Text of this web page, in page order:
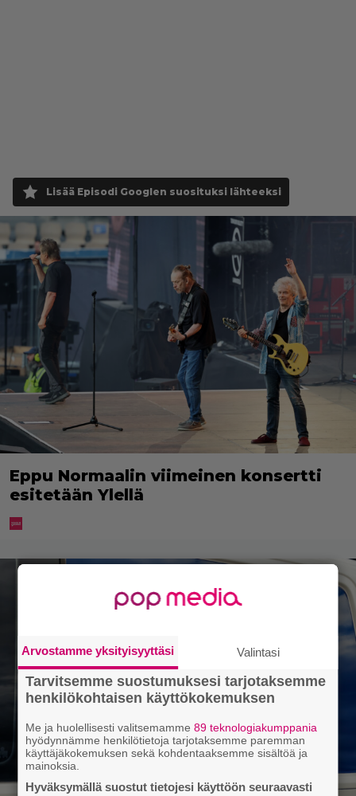
Lisää Episodi Googlen suosituksi lähteeksi
Eppu Normaalin viimeinen konsertti
esitetään Ylellä
Arvostamme yksityisyyttäsi Valintasi
Tarvitsemme suostumuksesi tarjotaksemme
henkilökohtaisen käyttökokemuksen
Me ja huolellisesti valitsemamme89 teknologiakumppania
hyödynnämme henkilötietoja tarjotaksemme paremman
käyttäjäkokemuksen sekä kohdentaaksemme sisältöä ja
mainoksia.
Hyväksymällä suostut tietojesi käyttöön seuraavasti